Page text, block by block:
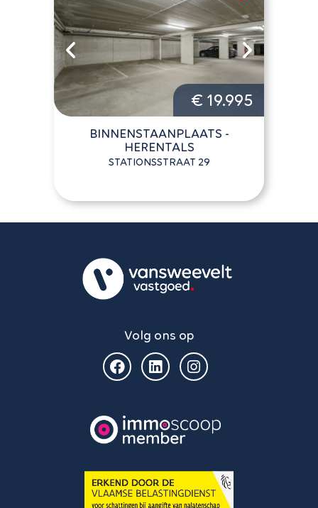
€ 19.995
BINNENSTAANPLAATS -
HERENTALS
STATIONSSTRAAT 29
Volg ons op